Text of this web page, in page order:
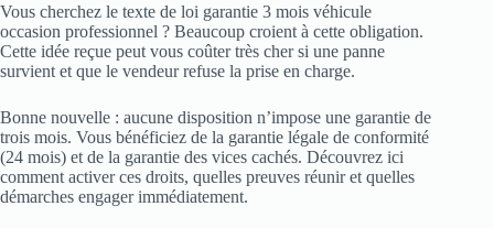
Vous cherchez le texte de loi garantie 3 mois véhicule
occasion professionnel ? Beaucoup croient à cette obligation.
Cette idée reçue peut vous coûter très cher si une panne
survient et que le vendeur refuse la prise en charge.
Bonne nouvelle : aucune disposition n’impose une garantie de
trois mois. Vous bénéficiez de la garantie légale de conformité
(24 mois) et de la garantie des vices cachés. Découvrez ici
comment activer ces droits, quelles preuves réunir et quelles
démarches engager immédiatement.